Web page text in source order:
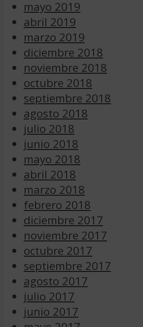
mayo 2019
abril 2019
marzo 2019
diciembre 2018
noviembre 2018
octubre 2018
septiembre 2018
agosto 2018
julio 2018
junio 2018
mayo 2018
abril 2018
marzo 2018
febrero 2018
diciembre 2017
noviembre 2017
octubre 2017
septiembre 2017
agosto 2017
julio 2017
junio 2017